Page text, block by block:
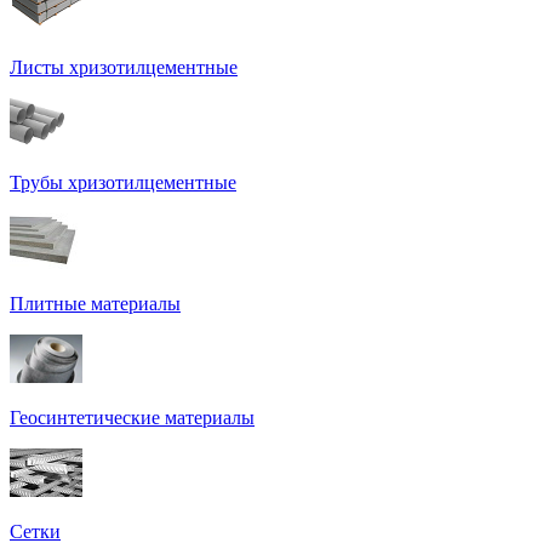
Листы хризотилцементные
Трубы хризотилцементные
Плитные материалы
Геосинтетические материалы
Сетки